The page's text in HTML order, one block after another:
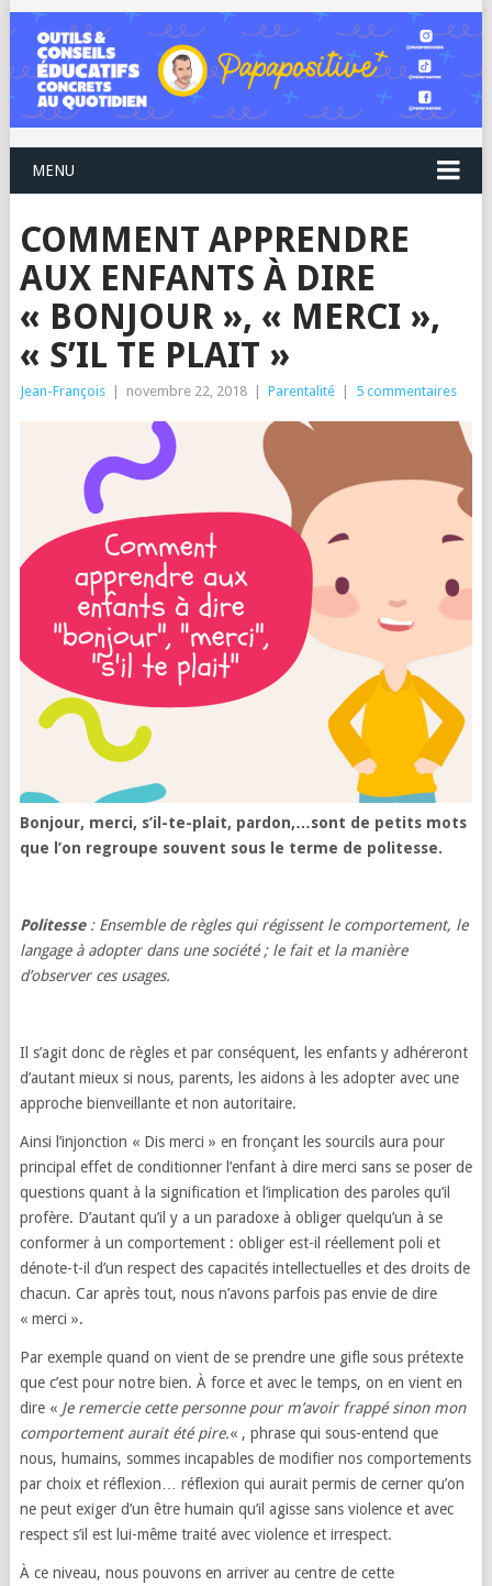
MENU
COMMENT APPRENDRE
AUX ENFANTS À DIRE
« BONJOUR », « MERCI »,
« S’IL TE PLAIT »
Jean-François novembre 22, 2018 Parentalité 5 commentaires
Bonjour, merci, s’il-te-plait, pardon,…sont de petits mots
que l’on regroupe souvent sous le terme de politesse.
Politesse: Ensemble de règles qui régissent le comportement, le
langage à adopter dans une société ; le fait et la manière
d’observer ces usages.
Il s’agit donc de règles et par conséquent, les enfants y adhéreront
d’autant mieux si nous, parents, les aidons à les adopter avec une
approche bienveillante et non autoritaire.
Ainsi l’injonction « Dis merci » en fronçant les sourcils aura pour
principal effet de conditionner l’enfant à dire merci sans se poser de
questions quant à la signification et l’implication des paroles qu’il
profère. D’autant qu’il y a un paradoxe à obliger quelqu’un à se
conformer à un comportement : obliger est-il réellement poli et
dénote-t-il d’un respect des capacités intellectuelles et des droits de
chacun. Car après tout, nous n’avons parfois pas envie de dire
« merci ».
Par exemple quand on vient de se prendre une gifle sous prétexte
que c’est pour notre bien. À force et avec le temps, on en vient en
dire « Je remercie cette personne pour m’avoir frappé sinon mon
comportement aurait été pire.« , phrase qui sous-entend que
nous, humains, sommes incapables de modifier nos comportements
par choix et réflexion… réflexion qui aurait permis de cerner qu’on
ne peut exiger d’un être humain qu’il agisse sans violence et avec
respect s’il est lui-même traité avec violence et irrespect.
À ce niveau, nous pouvons en arriver au centre de cette